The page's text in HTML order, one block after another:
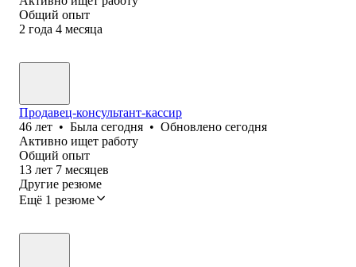
Общий опыт
2 года 4 месяца
Продавец-консультант-кассир
46 лет • Была сегодня • Обновлено сегодня
Активно ищет работу
Общий опыт
13 лет 7 месяцев
Другие резюме
Ещё 1 резюме